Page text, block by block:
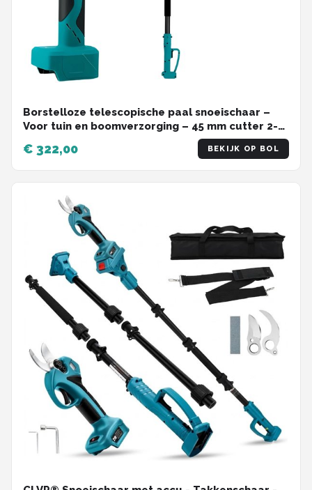
Borstelloze telescopische paal snoeischaar –
Voor tuin en boomverzorging – 45 mm cutter 2-
in-1, 2800 W – Inclusief 1 batterij, 1EU Plug
€ 322,00 BEKIJK OP BOL